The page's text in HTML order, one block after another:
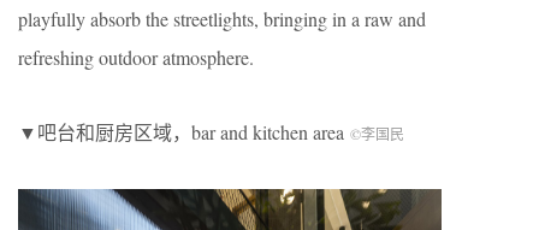
playfully absorb the streetlights, bringing in a raw and
refreshing outdoor atmosphere.
▼吧台和厨房区域，bar and kitchen area ©李国民